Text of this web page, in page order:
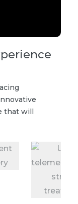
that will